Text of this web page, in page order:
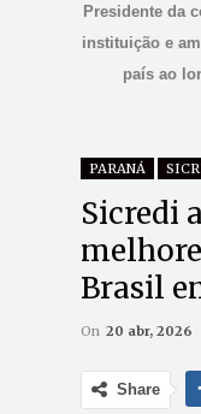
Presidente da
instituição e
país ao
PARANÁ
Sicredi
Brasil
On 20 abr, 2026
Share